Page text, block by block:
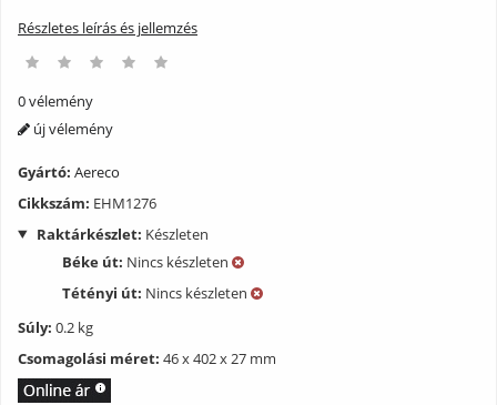
Részletes leírás és jellemzés
0 vélemény
új vélemény
Gyártó: Aereco
Cikkszám: EHM1276
Raktárkészlet: Készleten
Béke út: Nincs készleten
Tétényi út: Nincs készleten
Súly: 0.2 kg
Csomagolási méret: 46 x 402 x 27 mm